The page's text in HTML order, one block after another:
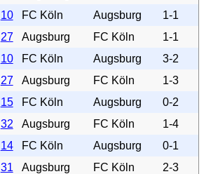
10 FC Köln Augsburg
1-1
27 Augsburg FC Köln
1-1
10 FC Köln Augsburg
3-2
27 Augsburg FC Köln
1-3
15 FC Köln Augsburg
0-2
32 Augsburg FC Köln
1-4
14 FC Köln Augsburg
0-1
31 Augsburg FC Köln
2-3